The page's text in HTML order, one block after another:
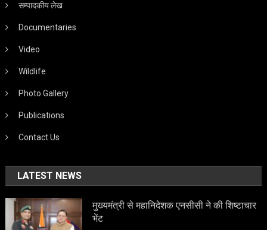
सम्पादकीय लेख
Documentaries
Video
Wildlife
Photo Gallery
Publications
Contact Us
LATEST NEWS
मुख्यमंत्री से महानिदेशक एनसीसी ने की शिष्टाचार
भेंट